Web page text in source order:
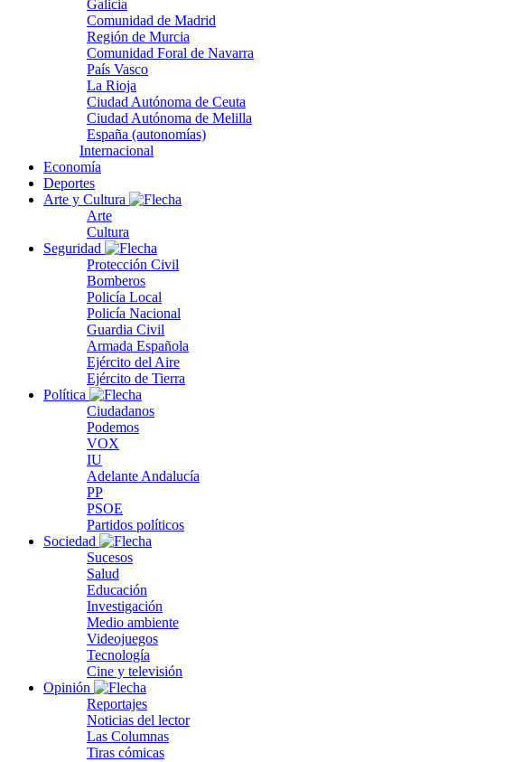
Galicia
Comunidad de Madrid
Región de Murcia
Comunidad Foral de Navarra
País Vasco
La Rioja
Ciudad Autónoma de Ceuta
Ciudad Autónoma de Melilla
España (autonomías)
Internacional
Economía
Deportes
Arte y Cultura
Arte
Cultura
Seguridad
Protección Civil
Bomberos
Policía Local
Policía Nacional
Guardia Civil
Armada Española
Ejército del Aire
Ejército de Tierra
Política
Ciudadanos
Podemos
VOX
IU
Adelante Andalucía
PP
PSOE
Partidos políticos
Sociedad
Sucesos
Salud
Educación
Investigación
Medio ambiente
Videojuegos
Tecnología
Cine y televisión
Opinión
Reportajes
Noticias del lector
Las Columnas
Tiras cómicas